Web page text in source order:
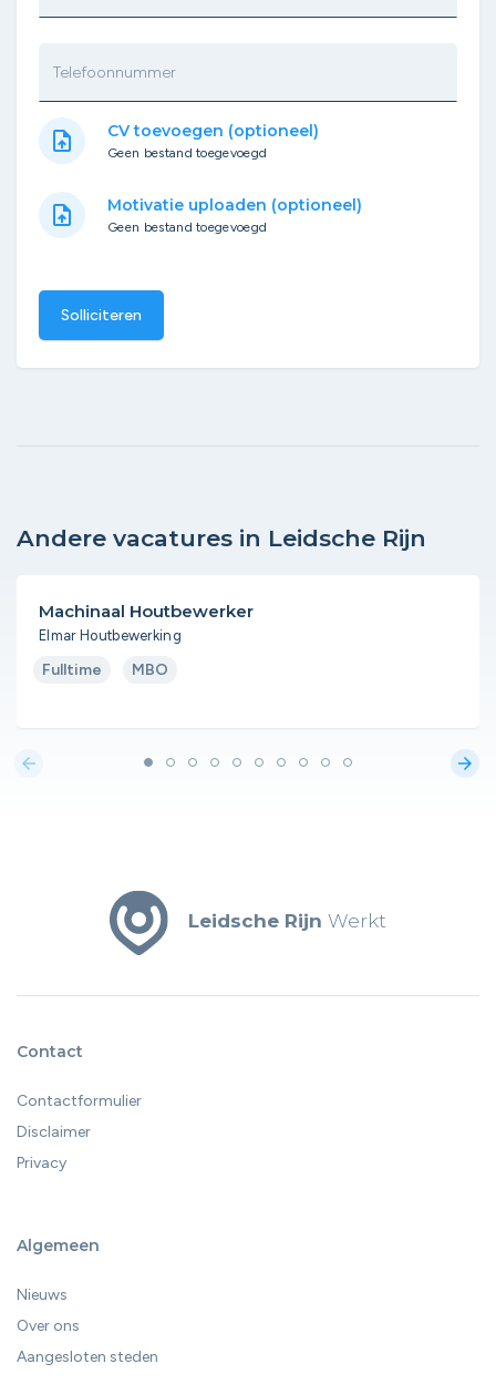
Telefoonnummer
upload_file CV toevoegen (optioneel)
Geen bestand toegevoegd
upload_file Motivatie uploaden (optioneel)
Geen bestand toegevoegd
Solliciteren
Andere vacatures in Leidsche Rijn
Machinaal Houtbewerker
Elmar Houtbewerking
Fulltime MBO
arrow_back arrow_forward
Leidsche Rijn Werkt
Contact
Contactformulier
Disclaimer
Privacy
Algemeen
Nieuws
Over ons
Aangesloten steden